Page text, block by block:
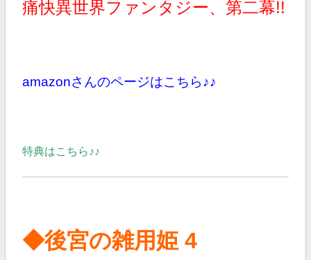
痛快異世界ファンタジー、第二幕!!
amazonさんのページはこちら♪♪
特典はこちら♪♪
◆後宮の雑用姫 4